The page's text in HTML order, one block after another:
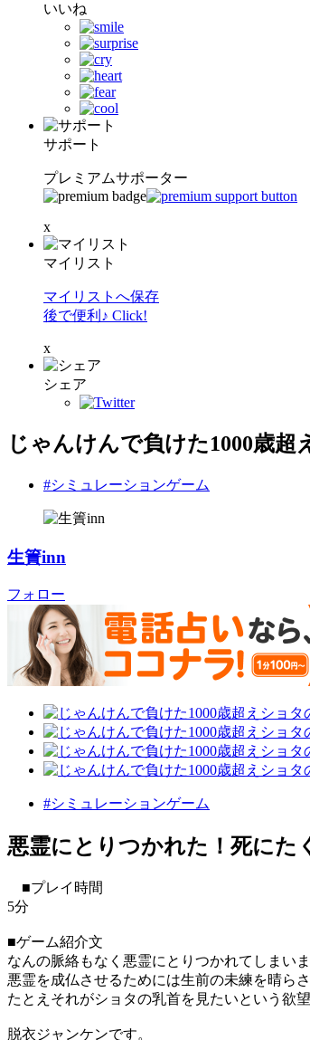
いいね
サポート
プレミアムサポーター
x
マイリスト
マイリストへ保存
後で便利♪ Click!
x
シェア
じゃんけんで負けた1000歳
#シミュレーションゲーム
生簀inn
フォロー
#シミュレーションゲーム
悪霊にとりつかれた！死にた
■プレイ時間
5分
■ゲーム紹介文
なんの脈絡もなく悪霊にとりつかれてしまいま
悪霊を成仏させるためには生前の未練を晴らさ
たとえそれがショタの乳首を見たいという欲
脱衣ジャンケンです。